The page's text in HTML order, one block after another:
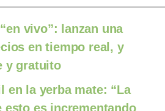
vivo”: lanzan una
en tiempo real, y
y gratuito
en la yerba mate: “La
esto es incrementando